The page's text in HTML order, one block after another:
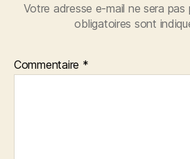
Votre adresse e-mail ne sera pas
obligatoires sont
Commentaire *